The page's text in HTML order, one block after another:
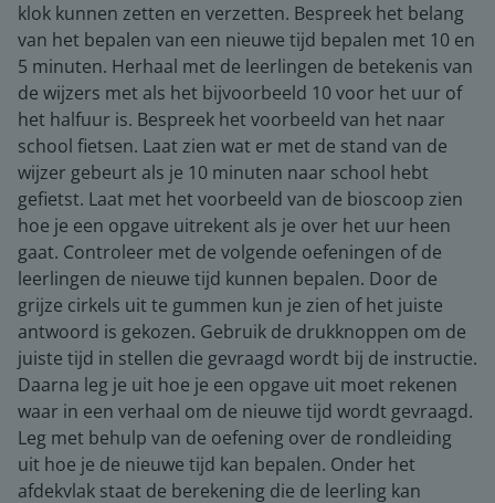
klok kunnen zetten en verzetten. Bespreek het belang
van het bepalen van een nieuwe tijd bepalen met 10 en
5 minuten. Herhaal met de leerlingen de betekenis van
de wijzers met als het bijvoorbeeld 10 voor het uur of
het halfuur is. Bespreek het voorbeeld van het naar
school fietsen. Laat zien wat er met de stand van de
wijzer gebeurt als je 10 minuten naar school hebt
gefietst. Laat met het voorbeeld van de bioscoop zien
hoe je een opgave uitrekent als je over het uur heen
gaat. Controleer met de volgende oefeningen of de
leerlingen de nieuwe tijd kunnen bepalen. Door de
grijze cirkels uit te gummen kun je zien of het juiste
antwoord is gekozen. Gebruik de drukknoppen om de
juiste tijd in stellen die gevraagd wordt bij de instructie.
Daarna leg je uit hoe je een opgave uit moet rekenen
waar in een verhaal om de nieuwe tijd wordt gevraagd.
Leg met behulp van de oefening over de rondleiding
uit hoe je de nieuwe tijd kan bepalen. Onder het
afdekvlak staat de berekening die de leerling kan